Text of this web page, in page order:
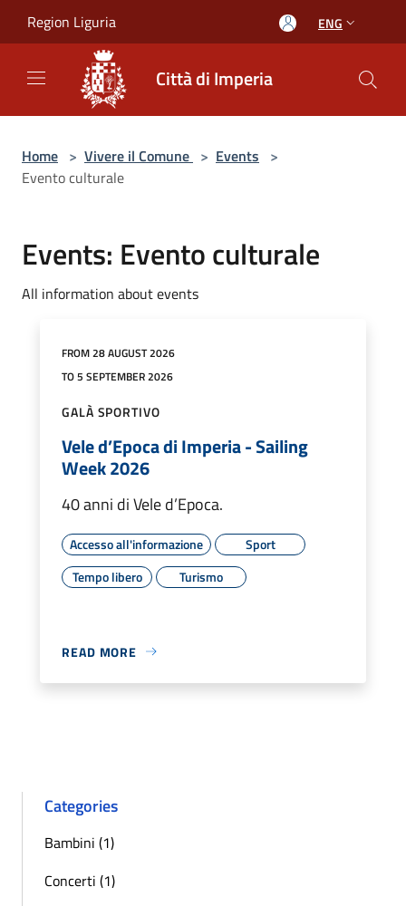
Region Liguria ENG
Città di Imperia
Home > Vivere il Comune > Events >
Evento culturale
Events: Evento culturale
All information about events
FROM 28 AUGUST 2026
TO 5 SEPTEMBER 2026
GALÀ SPORTIVO
Vele d’Epoca di Imperia - Sailing
Week 2026
40 anni di Vele d’Epoca.
Accesso all'informazione
Sport
Tempo libero
Turismo
READ MORE
Categories
Bambini (1)
Concerti (1)